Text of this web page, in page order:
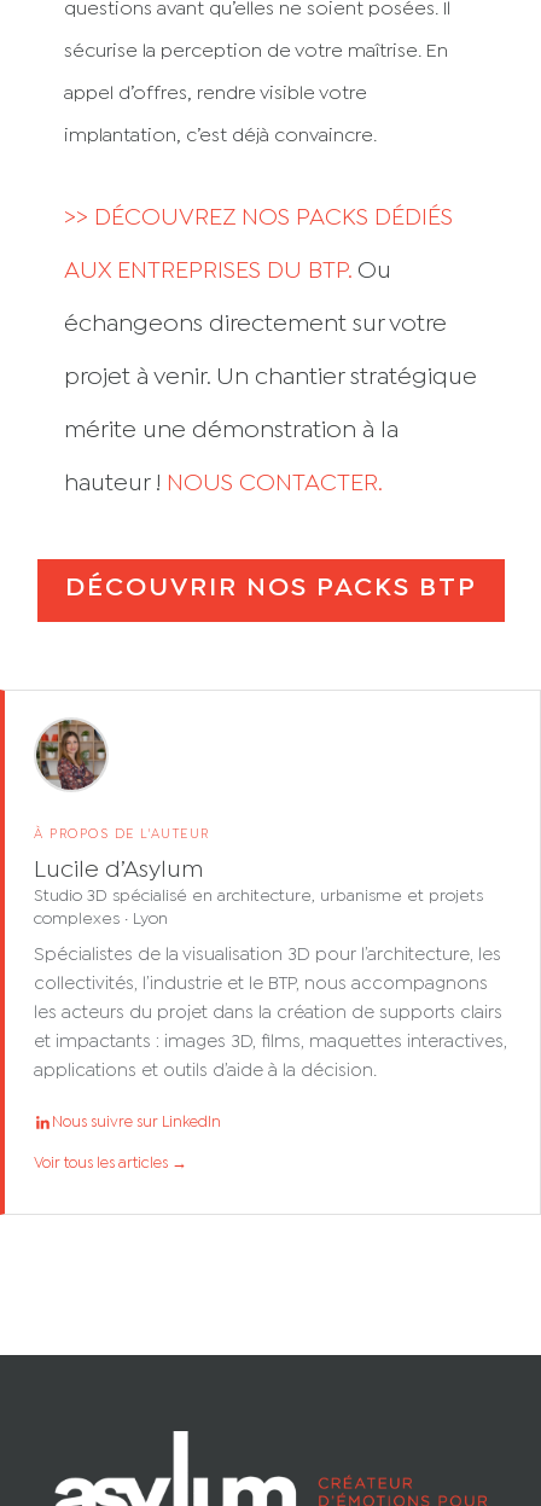
questions avant qu’elles ne soient posées. Il
sécurise la perception de votre maîtrise. En
appel d’offres, rendre visible votre
implantation, c’est déjà convaincre.
>> DÉCOUVREZ NOS PACKS DÉDIÉS
AUX ENTREPRISES DU BTP. Ou
échangeons directement sur votre
projet à venir. Un chantier stratégique
mérite une démonstration à la
hauteur ! NOUS CONTACTER.
DÉCOUVRIR NOS PACKS BTP
À PROPOS DE L'AUTEUR
Lucile d’Asylum
Studio 3D spécialisé en architecture, urbanisme et projets
complexes · Lyon
Spécialistes de la visualisation 3D pour l’architecture, les
collectivités, l’industrie et le BTP, nous accompagnons
les acteurs du projet dans la création de supports clairs
et impactants : images 3D, films, maquettes interactives,
applications et outils d’aide à la décision.
Nous suivre sur LinkedIn
Voir tous les articles →